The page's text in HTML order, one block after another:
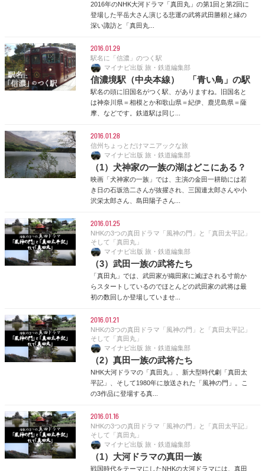
2016年のNHK大河ドラマ「真田丸」の第1回と第2回に
登場した平岳大さん演じる悲運の武将武田勝頼と縁の
深い諏訪と「真田丸...
2016.01.29
駅名に「信濃」のつく駅
マイナビ出版 旅・鉄道編集部
信濃境駅（中央本線） 「青い鳥」の駅
駅名の頭に旧国名がつく駅、がありますね。旧国名と
は神奈川県＝相模とか和歌山県＝紀伊、鹿児島県＝薩
摩、などです。鉄道駅は同じ...
2016.01.28
信州ちょっとだけマニアックな旅
マイナビ出版 旅・鉄道編集部
（1）犬神家の一族の湖はどこにある？
映画「犬神家の一族」では、主演の金田一耕助には若
き日の石坂浩二さんが抜擢され、三国連太郎さんや小
沢栄太郎さん、島田陽子さん...
2016.01.25
NHKの3つの真田ドラマ「風神の門」と「真田太平記」
そして「真田丸」
マイナビ出版 旅・鉄道編集部
（3）武田一族の武将たち
「真田丸」では、武田家が織田家に滅ぼされる寸前か
らスタートしているのでほとんどの武田家の武将は最
初の数回しか登場していませ...
2016.01.21
NHKの3つの真田ドラマ「風神の門」と「真田太平記」
そして「真田丸」
マイナビ出版 旅・鉄道編集部
（2）真田一族の武将たち
NHK大河ドラマの「真田丸」、新大型時代劇「真田太
平記」、そして1980年に放送された「風神の門」。こ
の3作品に登場する真...
2016.01.16
NHKの3つの真田ドラマ「風神の門」と「真田太平記」
そして「真田丸」
マイナビ出版 旅・鉄道編集部
（1）大河ドラマの真田一族
戦国時代をテーマにしたNHKの大河ドラマには、真田